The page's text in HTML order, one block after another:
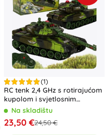
(1)
RC tenk 2,4 GHz s rotirajućom
kupolom i svjetlosnim
efektima – šumska kamuflaža
Na skladištu
23,50 €24,50 €